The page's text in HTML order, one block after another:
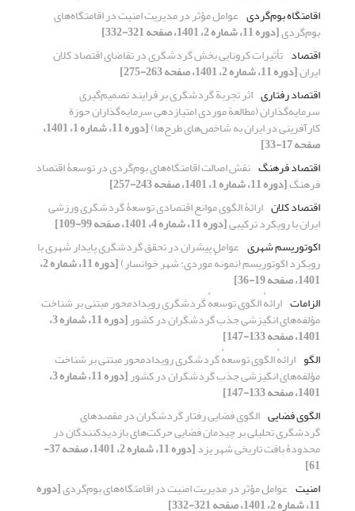
اقامتگاه بوم‌گردی عوامل مؤثر در مدیریت امنیت در اقامتگاه‌های
بوم‌گردی[دوره 11، شماره 2، 1401، صفحه 321-332]
اقتصاد تأثیرات کرونایی بخش گردشگری در تقاضای اقتصاد کلان
ایران[دوره 11، شماره 2، 1401، صفحه 263-275]
اقتصاد رفتاری اثر تجربة گردشگری بر فرایند تصمیم‌گیری
سرمایه‌گذاران (مطالعة موردی امتیازدهی سرمایه‌گذاران حوزة
کارآفرینی در ایران به شاخص‌های طرح‌ها) [دوره 11، شماره 1، 1401،
صفحه 17-33]
اقتصاد فرهنگ نقش اصالت اقامتگاه‏‌های بوم‌‏گردی در توسعۀ اقتصاد
فرهنگ[دوره 11، شماره 1، 1401، صفحه 243-257]
اقتصاد کلان ارائۀ الگوی موانع اقتصادی توسعۀ گردشگری ورزشی
ایران با رویکرد ترکیبی[دوره 11، شماره 4، 1401، صفحه 99-109]
اکوتوریسم شهری عوامل پیشران در تحقق گردشگری پایدار شهری با
رویکرد اکوتوریسم (نمونهٔ موردی: شهر خوانسار) [دوره 11، شماره 2،
1401، صفحه 19-36]
الزامات ارائهٔ الگوی توسعهٔ گردشگری رویدادمحور مبتنی بر شناخت
مؤلفه‌‏های انگیزشی جذب گردشگران در کشور [دوره 11، شماره 3،
1401، صفحه 133-147]
الگو ارائهٔ الگوی توسعهٔ گردشگری رویدادمحور مبتنی بر شناخت
مؤلفه‌‏های انگیزشی جذب گردشگران در کشور [دوره 11، شماره 3،
1401، صفحه 133-147]
الگوی فضایی الگوی فضایی رفتار گردشگران در مقصدهای
گردشگری تحلیلی بر چیدمان فضایی حرکت‌های بازدیدکنندگان در
محدودۀ بافت تاریخی شهر یزد [دوره 11، شماره 2، 1401، صفحه 37-
61]
امنیت عوامل مؤثر در مدیریت امنیت در اقامتگاه‌های بوم‌گردی[دوره
11، شماره 2، 1401، صفحه 321-332]